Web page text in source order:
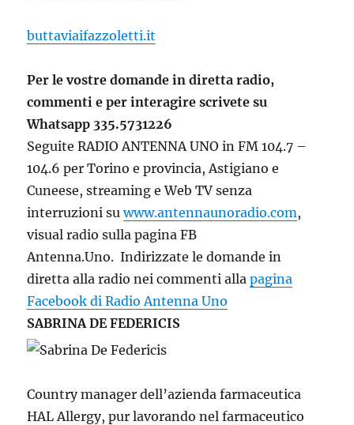
buttaviaifazzoletti.it
Per le vostre domande in diretta radio,
commenti e per interagire scrivete su
Whatsapp 335.5731226
Seguite RADIO ANTENNA UNO in FM 104.7 –
104.6 per Torino e provincia, Astigiano e
Cuneese, streaming e Web TV senza
interruzioni suwww.antennaunoradio.com,
visual radio sulla pagina FB
Antenna.Uno. Indirizzate le domande in
diretta alla radio nei commenti allapagina
Facebook di Radio Antenna Uno
SABRINA DE FEDERICIS
Country manager dell’azienda farmaceutica
HAL Allergy, pur lavorando nel farmaceutico